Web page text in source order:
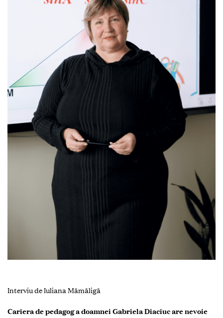
Interviu de Iuliana Mămăligă
Cariera de pedagog a doamnei Gabriela Diaciuc are nevoie